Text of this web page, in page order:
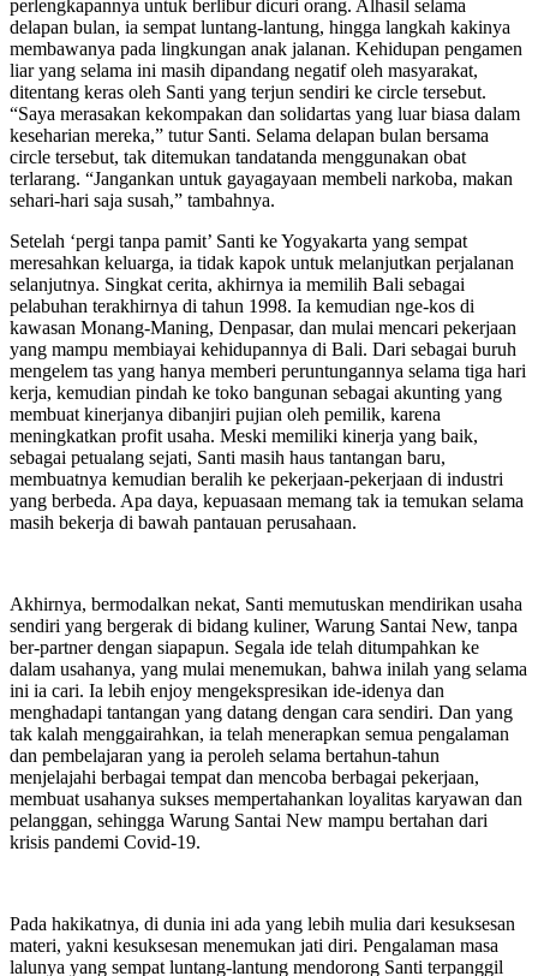
perlengkapannya untuk berlibur dicuri orang. Alhasil selama
delapan bulan, ia sempat luntang-lantung, hingga langkah kakinya
membawanya pada lingkungan anak jalanan. Kehidupan pengamen
liar yang selama ini masih dipandang negatif oleh masyarakat,
ditentang keras oleh Santi yang terjun sendiri ke circle tersebut.
“Saya merasakan kekompakan dan solidartas yang luar biasa dalam
keseharian mereka,” tutur Santi. Selama delapan bulan bersama
circle tersebut, tak ditemukan tandatanda menggunakan obat
terlarang. “Jangankan untuk gayagayaan membeli narkoba, makan
sehari-hari saja susah,” tambahnya.
Setelah ‘pergi tanpa pamit’ Santi ke Yogyakarta yang sempat
meresahkan keluarga, ia tidak kapok untuk melanjutkan perjalanan
selanjutnya. Singkat cerita, akhirnya ia memilih Bali sebagai
pelabuhan terakhirnya di tahun 1998. Ia kemudian nge-kos di
kawasan Monang-Maning, Denpasar, dan mulai mencari pekerjaan
yang mampu membiayai kehidupannya di Bali. Dari sebagai buruh
mengelem tas yang hanya memberi peruntungannya selama tiga hari
kerja, kemudian pindah ke toko bangunan sebagai akunting yang
membuat kinerjanya dibanjiri pujian oleh pemilik, karena
meningkatkan profit usaha. Meski memiliki kinerja yang baik,
sebagai petualang sejati, Santi masih haus tantangan baru,
membuatnya kemudian beralih ke pekerjaan-pekerjaan di industri
yang berbeda. Apa daya, kepuasaan memang tak ia temukan selama
masih bekerja di bawah pantauan perusahaan.
Akhirnya, bermodalkan nekat, Santi memutuskan mendirikan usaha
sendiri yang bergerak di bidang kuliner, Warung Santai New, tanpa
ber-partner dengan siapapun. Segala ide telah ditumpahkan ke
dalam usahanya, yang mulai menemukan, bahwa inilah yang selama
ini ia cari. Ia lebih enjoy mengekspresikan ide-idenya dan
menghadapi tantangan yang datang dengan cara sendiri. Dan yang
tak kalah menggairahkan, ia telah menerapkan semua pengalaman
dan pembelajaran yang ia peroleh selama bertahun-tahun
menjelajahi berbagai tempat dan mencoba berbagai pekerjaan,
membuat usahanya sukses mempertahankan loyalitas karyawan dan
pelanggan, sehingga Warung Santai New mampu bertahan dari
krisis pandemi Covid-19.
Pada hakikatnya, di dunia ini ada yang lebih mulia dari kesuksesan
materi, yakni kesuksesan menemukan jati diri. Pengalaman masa
lalunya yang sempat luntang-lantung mendorong Santi terpanggil